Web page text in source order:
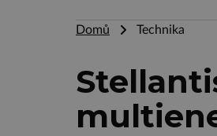
Domů Technika